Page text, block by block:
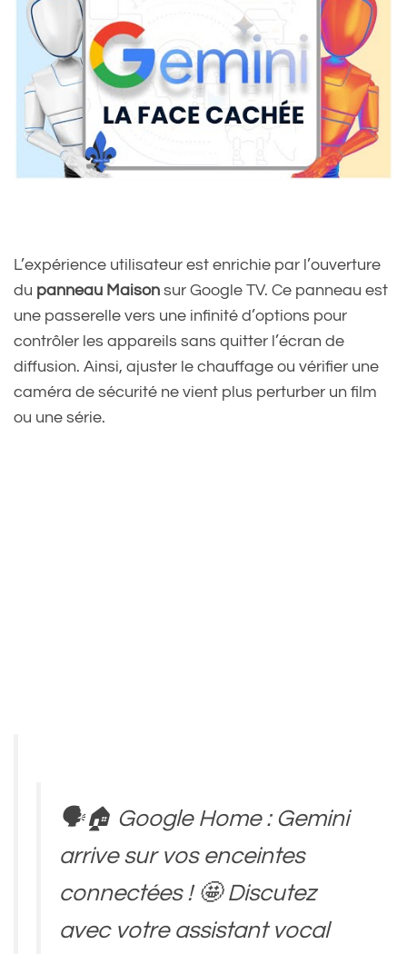
L’expérience utilisateur est enrichie par l’ouverture
du panneau Maison sur Google TV. Ce panneau est
une passerelle vers une infinité d’options pour
contrôler les appareils sans quitter l’écran de
diffusion. Ainsi, ajuster le chauffage ou vérifier une
caméra de sécurité ne vient plus perturber un film
ou une série.
🗣️🏠 Google Home : Gemini
arrive sur vos enceintes
connectées ! 🤩 Discutez
avec votre assistant vocal